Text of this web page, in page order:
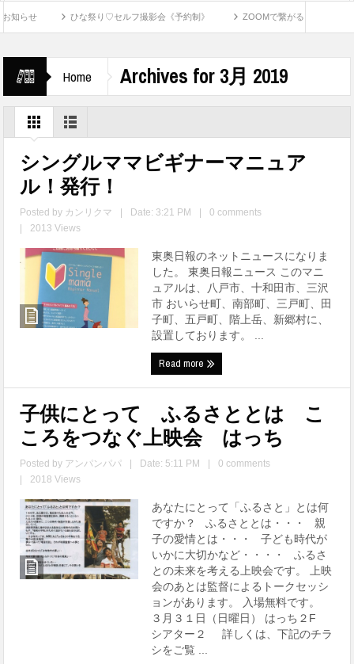
せ ひな祭り♡セルフ撮影会《予約制》 ZOOMで繋がる！〜11月15日「
Home Archives for 3月 2019
シングルママビギナーマニュア
ル！発行！
Posted by カンリクマ Date: 3:21 PM
0 comments
2013 Views
東奥日報のネットニュースになりま
した。 東奥日報ニュース このマニ
ュアルは、八戸市、十和田市、三沢
市 おいらせ町、南部町、三戸町、田
子町、五戸町、階上岳、新郷村に、
設置しております。 ...
Read more
子供にとって ふるさととは こ
ころをつなぐ上映会 はっち
Posted by アンパンパパ Date: 5:11 PM
0 comments
2018 Views
あなたにとって「ふるさと」とは何
ですか？ ふるさととは・・・ 親
子の愛情とは・・・ 子ども時代が
いかに大切かなど・・・・ ふるさ
との未来を考える上映会です。 上映
会のあとは監督によるトークセッシ
ョンがあります。 入場無料です。
３月３１日（日曜日） はっち２F
シアター２ 詳しくは、下記のチラ
シをご覧 ...